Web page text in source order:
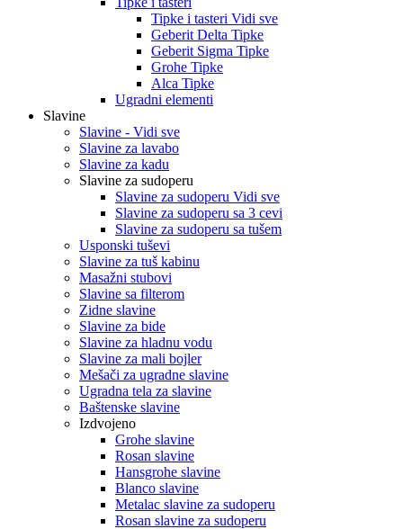
Tipke i tasteri Vidi sve
Geberit Delta Tipke
Geberit Sigma Tipke
Grohe Tipke
Alca Tipke
Ugradni elementi
Slavine
Slavine - Vidi sve
Slavine za lavabo
Slavine za kadu
Slavine za sudoperu
Slavine za sudoperu Vidi sve
Slavine za sudoperu sa 3 cevi
Slavine za sudoperu sa tušem
Usponski tuševi
Slavine za tuš kabinu
Masažni stubovi
Slavine sa filterom
Zidne slavine
Slavine za bide
Slavine za hladnu vodu
Slavine za mali bojler
Mešači za ugradne slavine
Ugradna tela za slavine
Baštenske slavine
Izdvojeno
Grohe slavine
Rosan slavine
Hansgrohe slavine
Blanco slavine
Metalac slavine za sudoperu
Rosan slavine za sudoperu